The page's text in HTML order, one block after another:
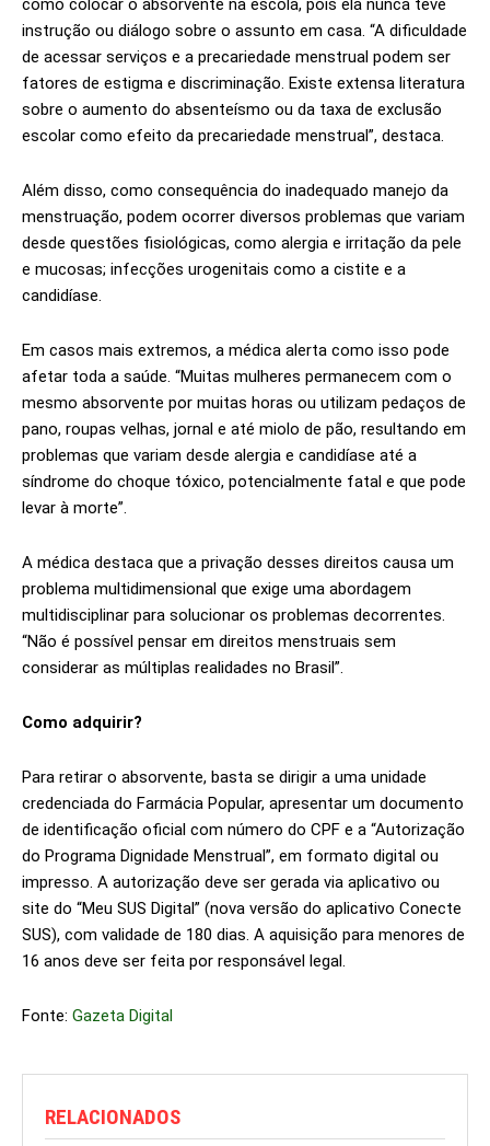
como colocar o absorvente na escola, pois ela nunca teve
instrução ou diálogo sobre o assunto em casa. “A dificuldade
de acessar serviços e a precariedade menstrual podem ser
fatores de estigma e discriminação. Existe extensa literatura
sobre o aumento do absenteísmo ou da taxa de exclusão
escolar como efeito da precariedade menstrual”, destaca.
Além disso, como consequência do inadequado manejo da
menstruação, podem ocorrer diversos problemas que variam
desde questões fisiológicas, como alergia e irritação da pele
e mucosas; infecções urogenitais como a cistite e a
candidíase.
Em casos mais extremos, a médica alerta como isso pode
afetar toda a saúde. “Muitas mulheres permanecem com o
mesmo absorvente por muitas horas ou utilizam pedaços de
pano, roupas velhas, jornal e até miolo de pão, resultando em
problemas que variam desde alergia e candidíase até a
síndrome do choque tóxico, potencialmente fatal e que pode
levar à morte”.
A médica destaca que a privação desses direitos causa um
problema multidimensional que exige uma abordagem
multidisciplinar para solucionar os problemas decorrentes.
“Não é possível pensar em direitos menstruais sem
considerar as múltiplas realidades no Brasil”.
Como adquirir?
Para retirar o absorvente, basta se dirigir a uma unidade
credenciada do Farmácia Popular, apresentar um documento
de identificação oficial com número do CPF e a “Autorização
do Programa Dignidade Menstrual”, em formato digital ou
impresso. A autorização deve ser gerada via aplicativo ou
site do “Meu SUS Digital” (nova versão do aplicativo Conecte
SUS), com validade de 180 dias. A aquisição para menores de
16 anos deve ser feita por responsável legal.
Fonte: Gazeta Digital
RELACIONADOS